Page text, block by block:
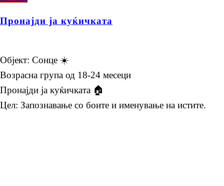
Пронајди ја куќичката
Објект: Сонце ☀️
Возрасна група од 18-24 месеци
Пронајди ја куќичката 🏠
Цел: Запознавање со боите и именување на истите.